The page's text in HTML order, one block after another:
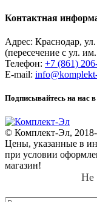
Контактная
Адрес: Краснодар,
(пересечение с ул.
Телефон: +7 (861)
E-mail:
Подписывайтесь на нас в
© Комплект-Эл,
Цены, указанные в
при условии
магазин!
Не